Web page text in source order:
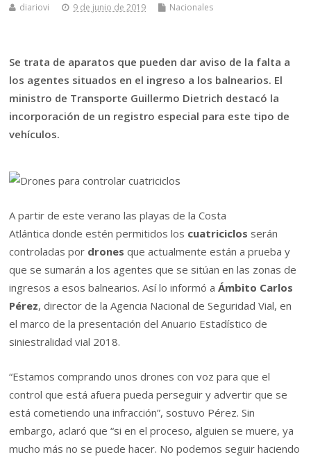
diariovi 9 de junio de 2019 Nacionales
Se trata de aparatos que pueden dar aviso de la falta a
los agentes situados en el ingreso a los balnearios. El
ministro de Transporte Guillermo Dietrich destacó la
incorporación de un registro especial para este tipo de
vehículos.
A partir de este verano las playas de la Costa
Atlántica donde estén permitidos los cuatriciclos serán
controladas por drones que actualmente están a prueba y
que se sumarán a los agentes que se sitúan en las zonas de
ingresos a esos balnearios. Así lo informó aÁmbito Carlos
Pérez, director de la Agencia Nacional de Seguridad Vial, en
el marco de la presentación del Anuario Estadístico de
siniestralidad vial 2018.
“Estamos comprando unos drones con voz para que el
control que está afuera pueda perseguir y advertir que se
está cometiendo una infracción”, sostuvo Pérez. Sin
embargo, aclaró que “si en el proceso, alguien se muere, ya
mucho más no se puede hacer. No podemos seguir haciendo